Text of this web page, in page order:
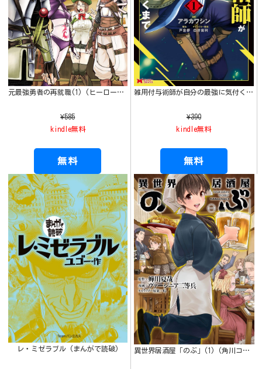
元最強勇者の再就職(1) (ヒーローズコミックス わいるど)
¥585
kindle無料
無料
雑用付与術師が自分の最強に気付くまで（コミック） ： 1 (モンスターコミックス)
¥390
kindle無料
無料
レ・ミゼラブル (まんがで読破) 異世界居酒屋「のぶ」(1) (角川コミックス・エース)